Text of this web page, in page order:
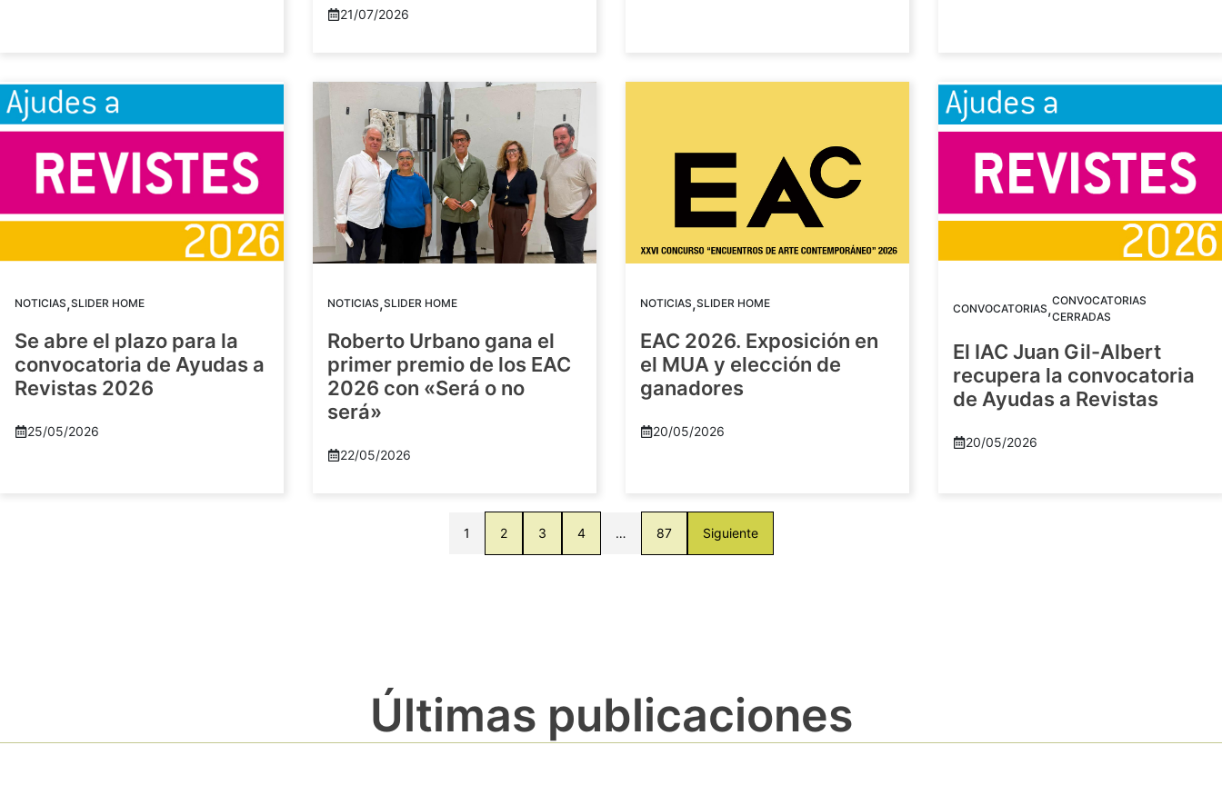
21/07/2026
NOTICIAS,SLIDER HOME
Se abre el plazo para la
convocatoria de Ayudas a
Revistas 2026
25/05/2026
NOTICIAS,SLIDER HOME
Roberto Urbano gana el
primer premio de los EAC
2026 con «Será o no
será»
22/05/2026
NOTICIAS,SLIDER HOME
EAC 2026. Exposición en
el MUA y elección de
ganadores
20/05/2026
CONVOCATORIAS,CONVOCATORIAS
CERRADAS
El IAC Juan Gil-Albert
recupera la convocatoria
de Ayudas a Revistas
20/05/2026
1 2 3 4 … 87 Siguiente
Últimas publicaciones